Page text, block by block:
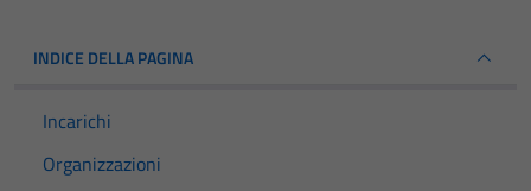
INDICE DELLA PAGINA
Incarichi
Organizzazioni